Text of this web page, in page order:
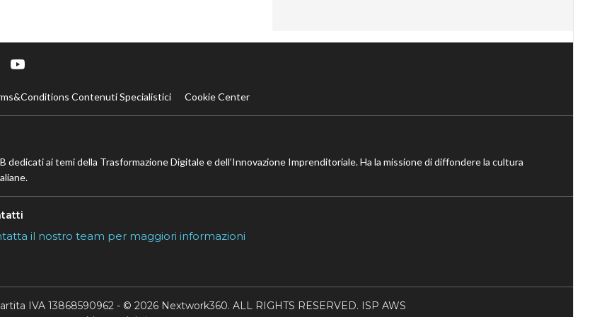
Contenuti Specialistici Cookie Center
ai temi della Trasformazione Digitale e dell’Innovazione Imprenditoriale. Ha la missione di diffondere la cultura
il nostro team per maggiori informazioni
IVA 13868590962 - © 2026 Nextwork360. ALL RIGHTS RESERVED. ISP AWS